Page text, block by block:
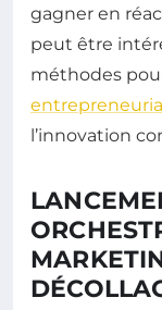
gagner en
peut être
méthodes
l’innovation